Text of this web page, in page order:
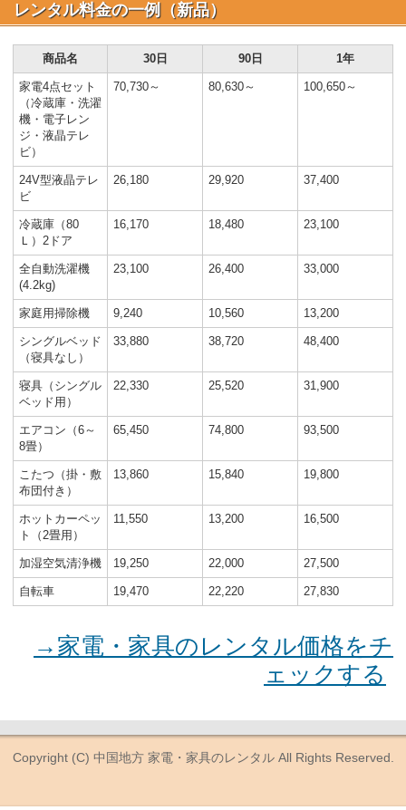
レンタル料金の一例（新品）
商品名 30日 90日 1年
家電4点セット
（冷蔵庫・洗濯
機・電子レン
ジ・液晶テレ
ビ）
70,730～ 80,630～ 100,650～
24V型液晶テレ
ビ
26,180 29,920 37,400
冷蔵庫（80
Ｌ）2ドア
16,170 18,480 23,100
全自動洗濯機
(4.2kg)
23,100 26,400 33,000
家庭用掃除機 9,240 10,560 13,200
シングルベッド
（寝具なし）
33,880 38,720 48,400
寝具（シングル
ベッド用）
22,330 25,520 31,900
エアコン（6～
8畳）
65,450 74,800 93,500
こたつ（掛・敷
布団付き）
13,860 15,840 19,800
ホットカーペッ
ト（2畳用）
11,550 13,200 16,500
加湿空気清浄機 19,250 22,000 27,500
自転車 19,470 22,220 27,830
→家電・家具のレンタル価格をチ
ェックする
Copyright (C) 中国地方 家電・家具のレンタルAll Rights Reserved.